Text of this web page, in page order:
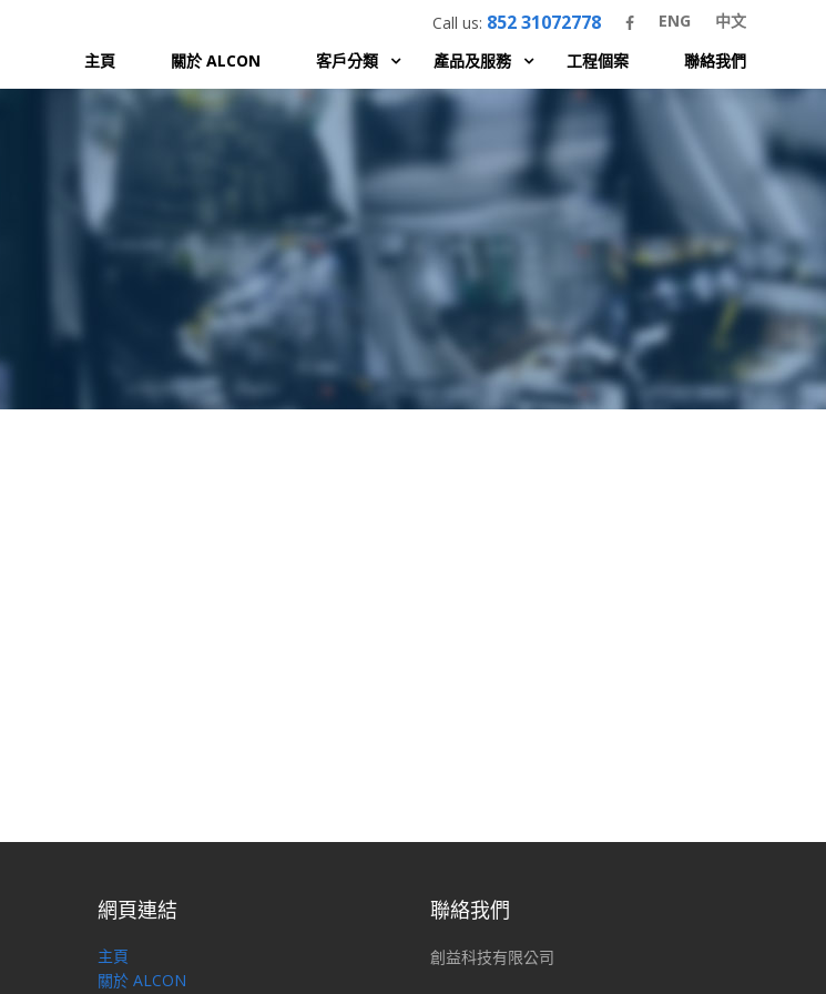
Call us: 852 31072778 ENG
中文
主頁
關於 ALCON 客戶分類 產品及服務 工程個案 聯絡我們
網頁連結
主頁
關於 ALCON
聯絡我們
創益科技有限公司